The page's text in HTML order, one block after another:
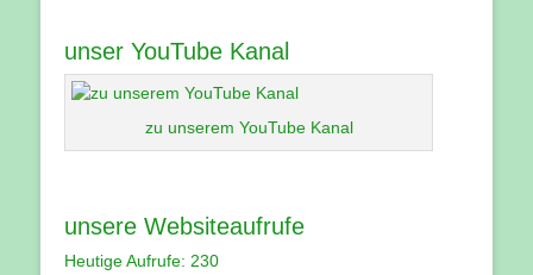
unser YouTube Kanal
zu unserem YouTube Kanal
unsere Websiteaufrufe
Heutige Aufrufe: 230